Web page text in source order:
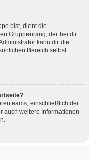
bist, dient die
Gruppenrang, der bei dir
kann dir die
Bereich selbst
einschließlich der
auch weitere Informationen